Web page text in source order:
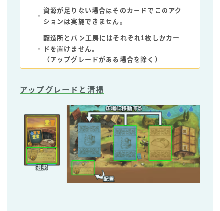
・
資源が足りない場合はそのカードでこのアク
ションは実施できません。
・
醸造所とパン工房にはそれぞれ1枚しかカー
ドを置けません。
（アップグレードがある場合を除く）
アップグレードと清掃